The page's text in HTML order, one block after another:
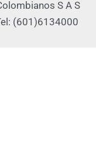
S A S
(601)6134000